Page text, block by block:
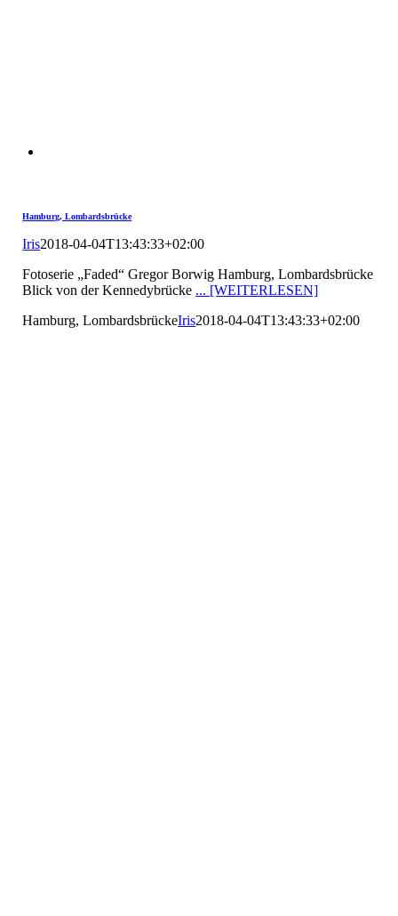
Hamburg, Lombardsbrücke
Iris2018-04-04T13:43:33+02:00
Fotoserie „Faded“ Gregor Borwig Hamburg, Lombardsbrücke
Blick von der Kennedybrücke ... [WEITERLESEN]
Hamburg, LombardsbrückeIris2018-04-04T13:43:33+02:00